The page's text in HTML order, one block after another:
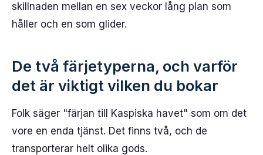
skillnaden mellan en sex veckor lång plan som
håller och en som glider.
De två färjetyperna, och varför
det är viktigt vilken du bokar
Folk säger "färjan till Kaspiska havet" som om det
vore en enda tjänst. Det finns två, och de
transporterar helt olika gods.